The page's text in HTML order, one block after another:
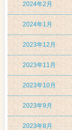
2024年2月
2024年1月
2023年12月
2023年11月
2023年10月
2023年9月
2023年8月